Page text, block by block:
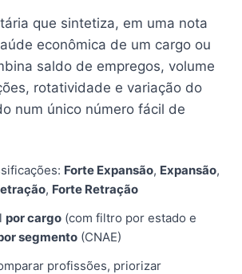
que sintetiza, em uma nota
econômica de um cargo ou
saldo de empregos, volume
rotatividade e variação do
num único número fácil de
Forte Expansão, Expansão,
, Forte Retração
por cargo (com filtro por estado e
segmento (CNAE)
profissões, priorizar